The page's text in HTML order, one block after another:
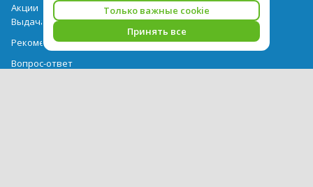
Только важные cookie
Принять все
Акции
Выдача документов
Рекомендации
Вопрос-ответ